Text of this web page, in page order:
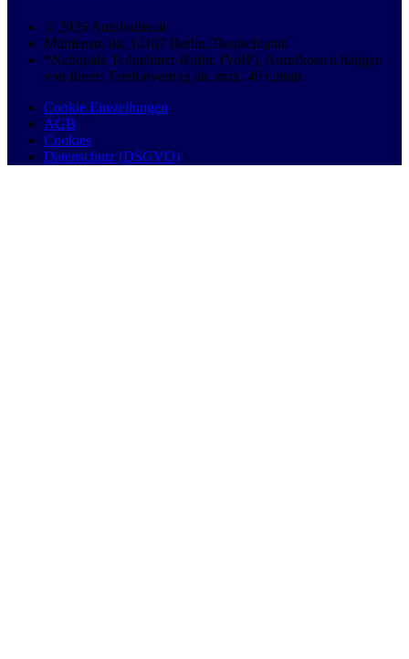
© 2026 Autobutler.de
Mühlenstr. 8a, 14167 Berlin, Deutschland
*Nationale Teilnehmer-Rufnr. (VoIP), Anrufkosten hängen
von Ihrem Telefonvertrag ab, max. 49 ct/min.
Cookie Einstellungen
AGB
Cookies
Datenschutz (DSGVO)